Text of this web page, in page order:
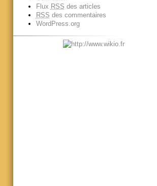
Flux RSS des articles
RSS des commentaires
WordPress.org